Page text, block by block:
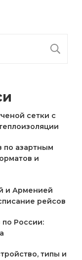
сетки с
по азартным
и
и Арменией
рейсов
по России:
типы и